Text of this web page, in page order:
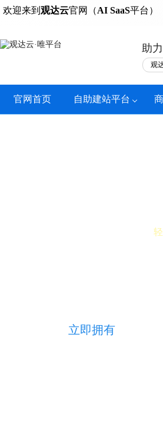
热门
欢迎来到 观达云官网（AI SaaS平台）
助
官网首页 自助建站平台
观
立即拥有